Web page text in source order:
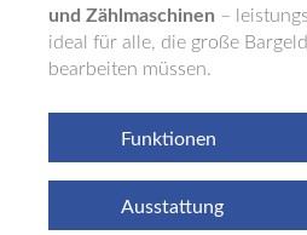
und Zählmaschinen –
ideal für alle, die große
bearbeiten müssen.
Funktionen
Ausstattung